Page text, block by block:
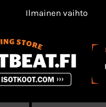
Ilmainen vaihto